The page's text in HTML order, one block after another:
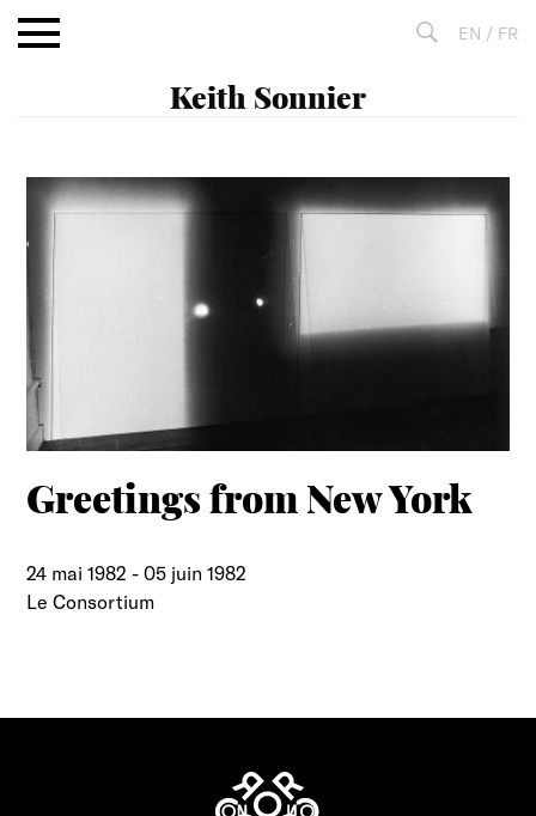
Aller
au
EN / FR
Greetings from New York
24 mai 1982 -05 juin 1982
Le Consortium